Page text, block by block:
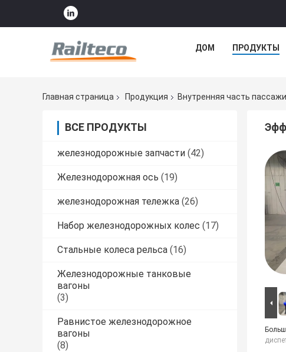
ДОМ ПРОДУКТЫ
Главная страница Продукция Внутренняя часть
ВСЕ ПРОДУКТЫ
железнодорожные запчасти (42)
Железнодорожная ось (19)
железнодорожная тележка (26)
Набор железнодорожных колес (17)
Стальные колеса рельса (16)
Железнодорожные танковые
вагоны
(3)
Равнистое железнодорожное
вагоны
(8)